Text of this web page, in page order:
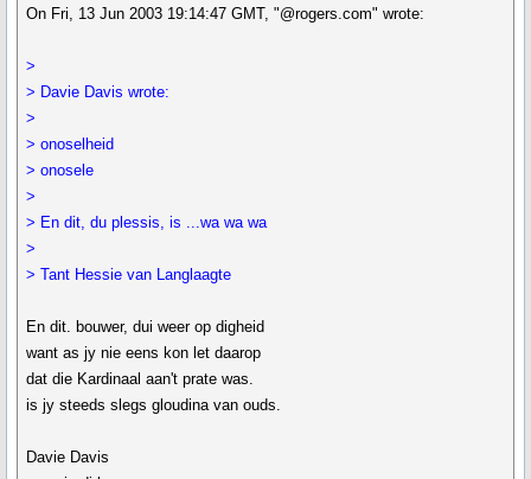
On Fri, 13 Jun 2003 19:14:47 GMT, "@rogers.com" wrote:
>
> Davie Davis wrote:
>
> onoselheid
> onosele
>
> En dit, du plessis, is ...wa wa wa
>
> Tant Hessie van Langlaagte
En dit. bouwer, dui weer op digheid
want as jy nie eens kon let daarop
dat die Kardinaal aan't prate was.
is jy steeds slegs gloudina van ouds.
Davie Davis